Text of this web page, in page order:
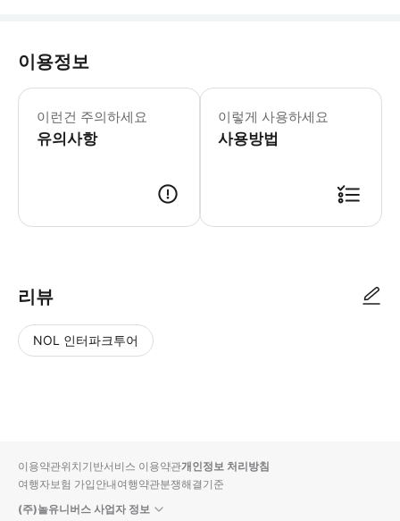
이용정보
이런건 주의하세요
유의사항
이렇게 사용하세요
사용방법
리뷰
NOL 인터파크투어
입니
다.
순
상
이용약관위치기반서비스 이용약관개인정보 처리방침
여행자보험 가입안내여행약관분쟁해결기준
(주)놀유니버스 사업자 정보